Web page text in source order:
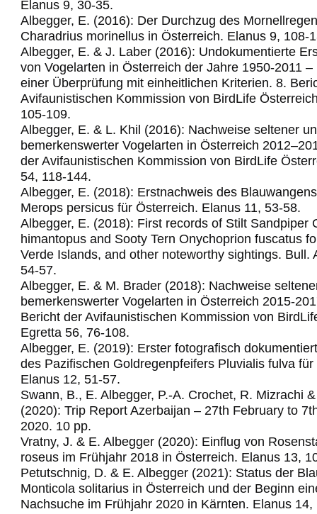
Elanus 9, 30-35.
Albegger, E. (2016): Der Durchzug des
Charadrius morinellus in Österreich. Elanus 9, 108-
Albegger, E. & J. Laber (2016): Undokumentierte
von Vogelarten in Österreich der Jahre 1950-2011 –
einer Überprüfung mit einheitlichen Kriterien. 8.
Avifaunistischen Kommission von BirdLife
105-109.
Albegger, E. & L. Khil (2016): Nachweise seltener
bemerkenswerter Vogelarten in Österreich
der Avifaunistischen Kommission von BirdLife
54, 118-144.
Albegger, E. (2018): Erstnachweis des
Merops persicus für Österreich. Elanus 11, 53-58.
Albegger, E. (2018): First records of Stilt Sandpiper
himantopus and Sooty Tern Onychoprion fuscatus
Verde Islands, and other noteworthy sightings. Bull.
54-57.
Albegger, E. & M. Brader (2018): Nachweise
bemerkenswerter Vogelarten in Österreich 2015-
Bericht der Avifaunistischen Kommission von
Egretta 56, 76-108.
Albegger, E. (2019): Erster fotografisch
des Pazifischen Goldregenpfeifers Pluvialis fulva
Elanus 12, 51-57.
Swann, B., E. Albegger, P.-A. Crochet, R. Mizrachi
(2020): Trip Report Azerbaijan – 27th February to
2020. 10 pp.
Vratny, J. & E. Albegger (2020): Einflug von
roseus im Frühjahr 2018 in Österreich. Elanus 13,
Petutschnig, D. & E. Albegger (2021): Status der
Monticola solitarius in Österreich und der Beginn
Nachsuche im Frühjahr 2020 in Kärnten. Elanus 14,